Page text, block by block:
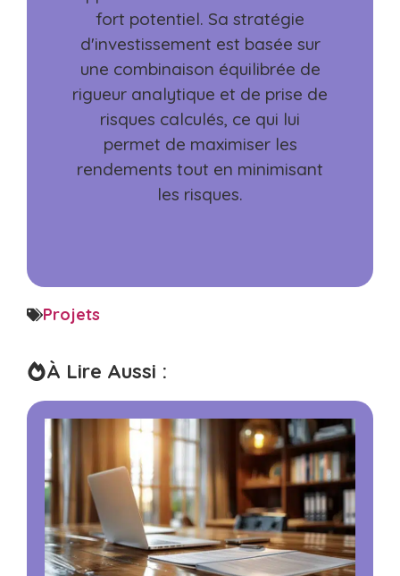
fort potentiel. Sa stratégie
d'investissement est basée sur
une combinaison équilibrée de
rigueur analytique et de prise de
risques calculés, ce qui lui
permet de maximiser les
rendements tout en minimisant
les risques.
Projets
À Lire Aussi :